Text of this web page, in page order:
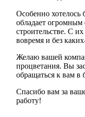
Особенно хотелось
обладает огромным
строительстве. С
вовремя и без
Желаю вашей
процветания. Вы
обращаться к вам в
Спасибо вам за
работу!